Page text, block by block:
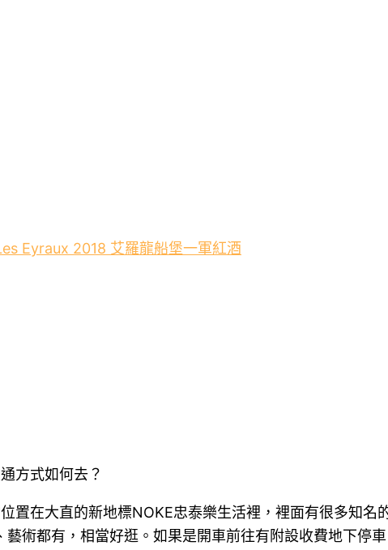
Eyraux 2018 艾羅龍船堡一軍紅酒
方式如何去？
置在大直的新地標NOKE忠泰樂生活裡，裡面有很多知名
術都有，相當好逛。如果是開車前往有附設收費地下停車